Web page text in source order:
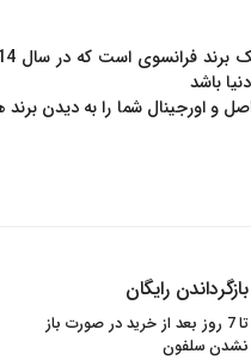
باشد
بازگرداندن رایگان
تا 7 روز بعد از خرید در صورت باز
نشدن سلفون